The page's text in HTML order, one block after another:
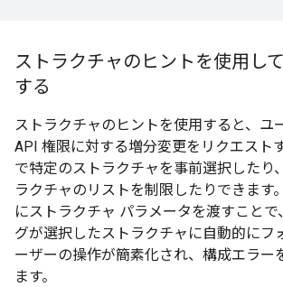
ストラクチャのヒントを使用し
する
ストラクチャのヒントを使用すると、ユ
API 権限に対する増分変更をリクエスト
で特定のストラクチャを事前選択したり
ラクチャのリストを制限したりできます
にストラクチャ パラメータを渡すことで
グが選択したストラクチャに自動的にフ
ーザーの操作が簡素化され、構成エラー
ます。